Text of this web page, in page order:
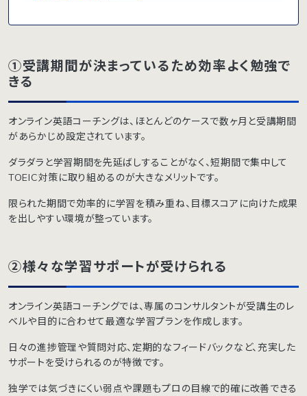
①受講期間が決まっているため効率よく勉強で
きる
オンライン英語コーチングは、ほとんどのケースで数ヶ月と受講期間
があらかじめ設定されています。
ダラダラと学習期間を先延ばしすることがなく、短期間で集中して
TOEIC対策に取り組めるのが大きなメリットです。
限られた期間で効率的に学習を積み重ね、目標スコアに向けた成果
を出しやすい環境が整っています。
②様々な学習サポートが受けられる
オンライン英語コーチングでは、専属のコンサルタントが受講生のレ
ベルや目的に合わせて最適な学習プランを作成します。
日々の進捗管理や質問対応、定期的なフィードバックなど、充実した
サポートを受けられるのが特徴です。
独学では気づきにくい弱点や課題もプロの目線で的確に改善できる